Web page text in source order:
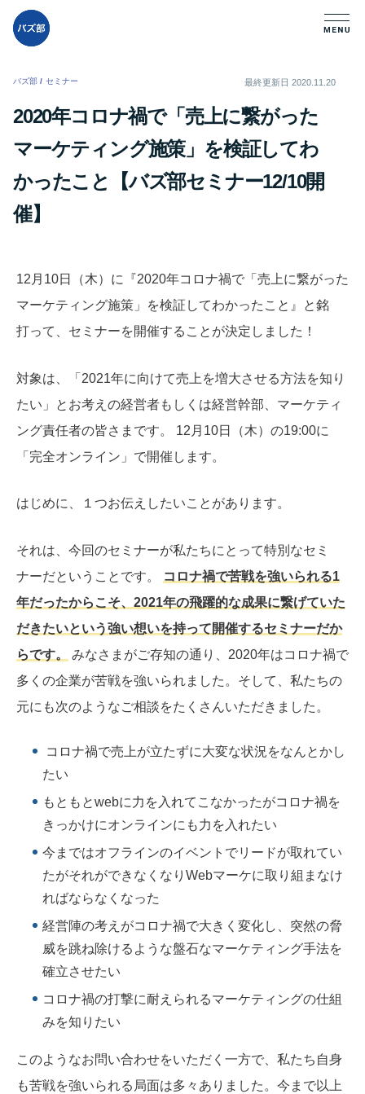
バズ部 / セミナー 最終更新日 2020.11.20
2020年コロナ禍で「売上に繋がった
マーケティング施策」を検証してわ
かったこと【バズ部セミナー12/10開
催】
12月10日（木）に『2020年コロナ禍で「売上に繋がった
マーケティング施策」を検証してわかったこと』と銘
打って、セミナーを開催することが決定しました！
対象は、「2021年に向けて売上を増大させる方法を知り
たい」とお考えの経営者もしくは経営幹部、マーケティ
ング責任者の皆さまです。 12月10日（木）の19:00に
「完全オンライン」で開催します。
はじめに、１つお伝えしたいことがあります。
それは、今回のセミナーが私たちにとって特別なセミ
ナーだということです。
コロナ禍で苦戦を強いられる1
年だったからこそ、2021年の飛躍的な成果に繋げていた
だきたいという強い想いを持って開催するセミナーだか
らです。
みなさまがご存知の通り、2020年はコロナ禍で
多くの企業が苦戦を強いられました。そして、私たちの
元にも次のようなご相談をたくさんいただきました。
コロナ禍で売上が立たずに大変な状況をなんとかし
たい
もともとwebに力を入れてこなかったがコロナ禍を
きっかけにオンラインにも力を入れたい
今まではオフラインのイベントでリードが取れてい
たがそれができなくなりWebマーケに取り組まなけ
ればならなくなった
経営陣の考えがコロナ禍で大きく変化し、突然の脅
威を跳ね除けるような盤石なマーケティング手法を
確立させたい
コロナ禍の打撃に耐えられるマーケティングの仕組
みを知りたい
このようなお問い合わせをいただく一方で、私たち自身
も苦戦を強いられる局面は多々ありました。今まで以上